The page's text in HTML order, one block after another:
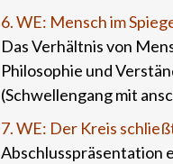
6. WE: Mensch im
Das Verhältnis von
Philosophie und
(Schwellengang mit
7. WE: Der Kreis
Abschlusspräsentation